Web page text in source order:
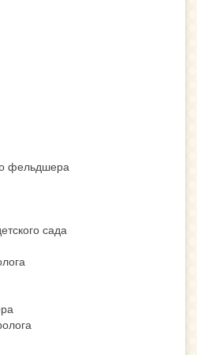
фельдшера
сада